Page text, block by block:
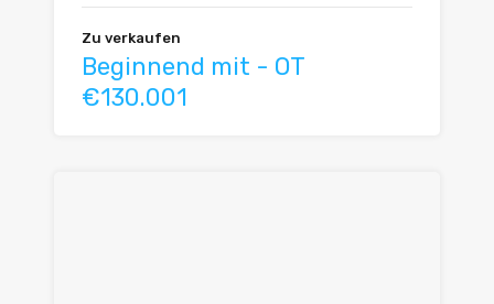
Zu verkaufen
Beginnend mit - OT
€130.001